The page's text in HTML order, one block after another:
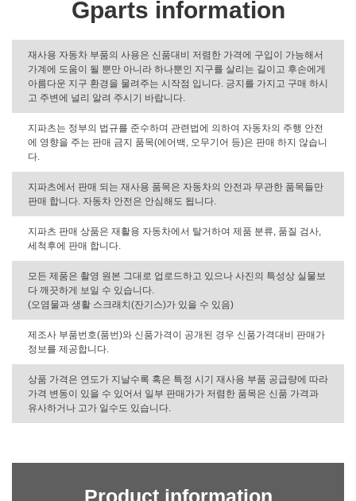
Gparts information
재사용 자동차 부품의 사용은 신품대비 저렴한 가격에 구입이 가능해서
가계에 도움이 될 뿐만 아니라 하나뿐인 지구를 살리는 길이고 후손에게
아름다운 지구 환경을 물려주는 시작점 입니다. 긍지를 가지고 구매 하시
고 주변에 널리 알려 주시기 바랍니다.
지파츠는 정부의 법규를 준수하며 관련법에 의하여 자동차의 주행 안전
에 영향을 주는 판매 금지 품목(에어백, 오무기어 등)은 판매 하지 않습니
다.
지파츠에서 판매 되는 재사용 품목은 자동차의 안전과 무관한 품목들만
판매 합니다. 자동차 안전은 안심해도 됩니다.
지파츠 판매 상품은 재활용 자동차에서 탈거하여 제품 분류, 품질 검사,
세척후에 판매 합니다.
모든 제품은 촬영 원본 그대로 업로드하고 있으나 사진의 특성상 실물보
다 깨끗하게 보일 수 있습니다.
(오염물과 생활 스크래치(잔기스)가 있을 수 있음)
제조사 부품번호(품번)와 신품가격이 공개된 경우 신품가격대비 판매가
정보를 제공합니다.
상품 가격은 연도가 지날수록 혹은 특정 시기 재사용 부품 공급량에 따라
가격 변동이 있을 수 있어서 일부 판매가가 저렴한 품목은 신품 가격과
유사하거나 고가 일수도 있습니다.
Product information